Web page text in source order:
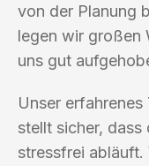
von der Planung
legen wir großen
uns gut
Unser
stellt sicher,
stressfrei